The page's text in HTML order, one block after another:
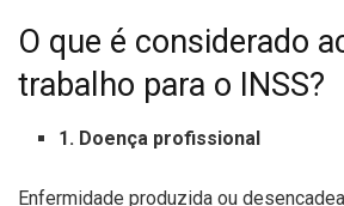
O que é considerado
trabalho para o INSS?
1. Doença profissional
Enfermidade produzida ou